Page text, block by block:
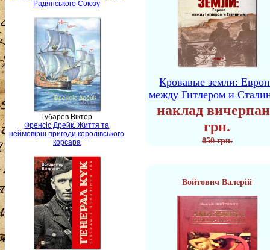
Радянського Союзу
Губарев Віктор
Френсіс Дрейк. Життя та
неймовірні пригоди королівського
корсара
Кровавые земли:
между Гитлером и
наклад
грн.
850 грн.
Войтович Валерій